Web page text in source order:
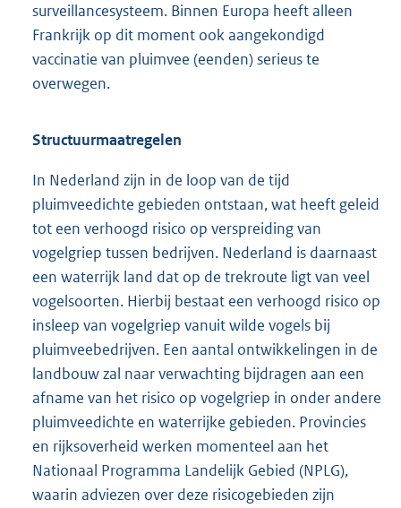
surveillancesysteem. Binnen Europa heeft alleen
Frankrijk op dit moment ook aangekondigd
vaccinatie van pluimvee (eenden) serieus te
overwegen.
Structuurmaatregelen
In Nederland zijn in de loop van de tijd
pluimveedichte gebieden ontstaan, wat heeft geleid
tot een verhoogd risico op verspreiding van
vogelgriep tussen bedrijven. Nederland is daarnaast
een waterrijk land dat op de trekroute ligt van veel
vogelsoorten. Hierbij bestaat een verhoogd risico op
insleep van vogelgriep vanuit wilde vogels bij
pluimveebedrijven. Een aantal ontwikkelingen in de
landbouw zal naar verwachting bijdragen aan een
afname van het risico op vogelgriep in onder andere
pluimveedichte en waterrijke gebieden. Provincies
en rijksoverheid werken momenteel aan het
Nationaal Programma Landelijk Gebied (NPLG),
waarin adviezen over deze risicogebieden zijn